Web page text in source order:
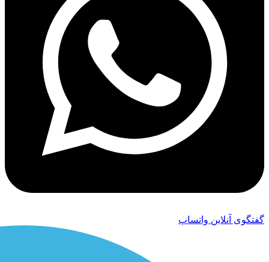
گفتگوی آنلاین واتساپ